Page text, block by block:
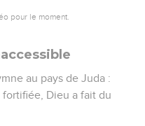
pour le moment.
au pays de Juda :
Dieu a fait du